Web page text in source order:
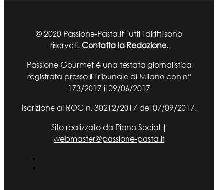
© 2020 Passione-Pasta.it Tutti i diritti sono
riservati. Contatta la Redazione.
Passione Gourmet è una testata giornalistica
registrata presso il Tribunale di Milano con n°
173/2017 il 09/06/2017
Iscrizione al ROC n. 30212/2017 del 07/09/2017.
Sito realizzato da Piano Social|
webmaster@passione-pasta.it